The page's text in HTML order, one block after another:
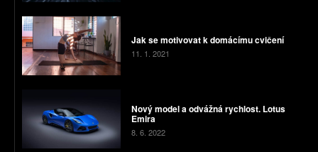
Jak se motivovat k domácímu cvičení
11. 1. 2021
Nový model a odvážná rychlost. Lotus
Emira
8. 6. 2022